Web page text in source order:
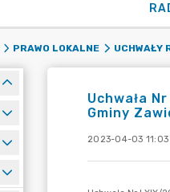
PRAWO LOKALNE UCHWAŁY
Uchwała
Gminy
2023-04-03 11:03